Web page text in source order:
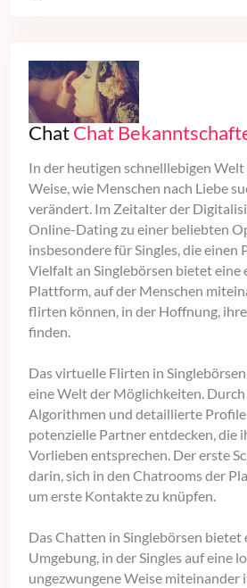
ChatChat
In der heutigen schnelllebigen
Weise, wie Menschen nach Liebe
verändert. Im Zeitalter der
Online-Dating zu einer beliebten
insbesondere für Singles, die einen
Vielfalt an Singlebörsen bietet eine
Plattform, auf der Menschen
flirten können, in der Hoffnung,
finden.
Das virtuelle Flirten in
eine Welt der Möglichkeiten.
Algorithmen und detaillierte
potenzielle Partner entdecken, die
Vorlieben entsprechen. Der erste
darin, sich in den Chatrooms der
um erste Kontakte zu knüpfen.
Das Chatten in Singlebörsen bietet
Umgebung, in der Singles auf eine
ungezwungene Weise miteinander